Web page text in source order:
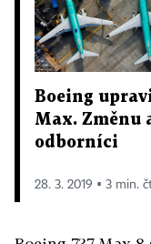
Boeing
Max. Změnu
odborníci
28. 3. 2019 ▪ 3 min.